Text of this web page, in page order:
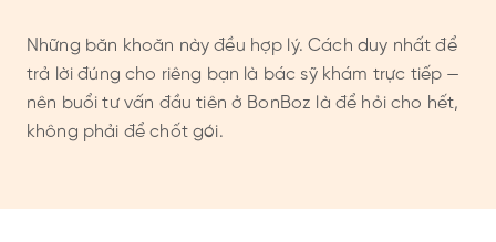
Những băn khoăn này đều hợp lý. Cách duy nhất để
trả lời đúng cho riêng bạn là bác sỹ khám trực tiếp —
nên buổi tư vấn đầu tiên ở BonBoz là để hỏi cho hết,
không phải để chốt gói.